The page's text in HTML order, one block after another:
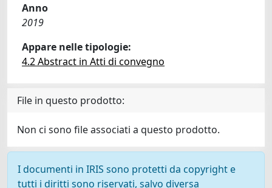
Anno
2019
Appare nelle tipologie:
4.2 Abstract in Atti di convegno
File in questo prodotto:
Non ci sono file associati a questo prodotto.
I documenti in IRIS sono protetti da copyright e
tutti i diritti sono riservati, salvo diversa